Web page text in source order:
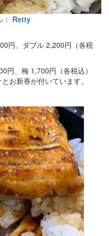
Retty
円、ダブル 2,200円（各税
円、梅 1,700円（各税込）
お新香が付いています。